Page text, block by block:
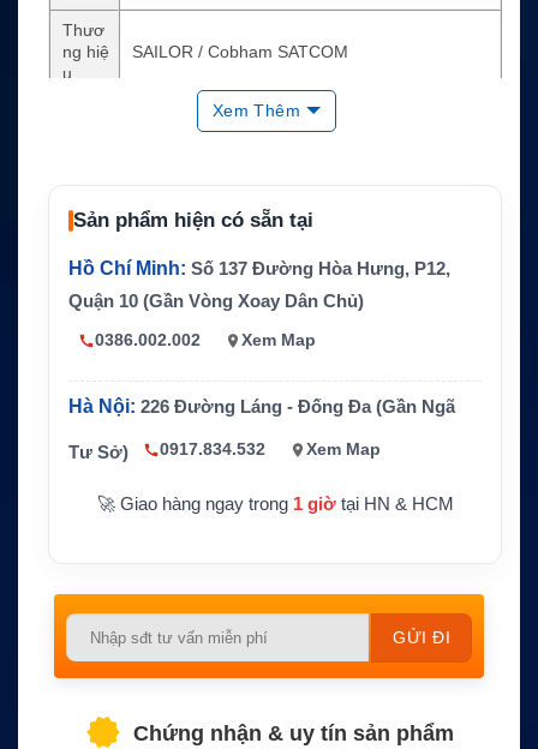
Thươ
ng hiệ
u
SAILOR / Cobham SATCOM
Anten VSAT hàng hải Ka-band
Refle
65cm / 25.5 inch
hước
Đường kính 82cm, cao 91cm
Trọng
ADU
Tần s
Rx 19.2–20.2GHz, Tx 29.0–30.0GHz
Tính
năng
chính
Ổn định 3 trục, gyro-free operation, One-Touch
Commissioning, single 50Ω coax, web interface,
SNMP/syslog
Xem Thêm
Sản phẩm hiện có sẵn tại
Hồ Chí Minh: Số 137 Đường Hòa Hưng, P12,
Quận 10 (Gần Vòng Xoay Dân Chủ)
0386.002.002 Xem Map
Hà Nội: 226 Đường Láng - Đống Đa (Gần Ngã
Tư Sở) 0917.834.532 Xem Map
🚀 Giao hàng ngay trong 1 giờtại HN & HCM
Please
empty.
Chứng nhận & uy tín sản phẩm